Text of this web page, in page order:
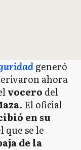
generó
ahora
vocero del
. El oficial
en su
que se le
de la